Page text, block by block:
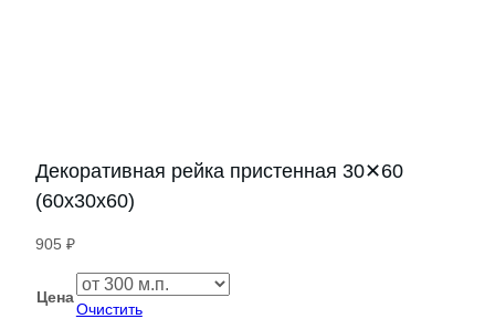
Декоративная рейка пристенная 30✕60
(60х30х60)
905 ₽
Цена
Очистить